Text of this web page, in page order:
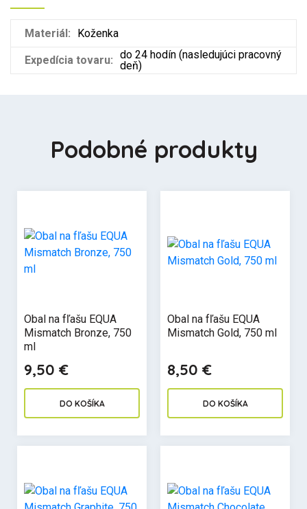
Materiál: Koženka
Expedícia tovaru: do 24 hodín (nasledujúci pracovný
deň)
Podobné produkty
Obal na fľašu EQUA
Mismatch Bronze, 750
ml
9,50 €
DO KOŠÍKA
Obal na fľašu EQUA
Mismatch Gold, 750 ml
8,50 €
DO KOŠÍKA